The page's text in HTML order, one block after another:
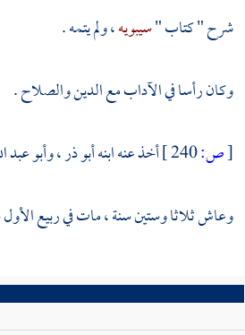
شرح " كتاب "سيبويه، ولم يتمه .
وكان رأسا في الآداب مع الدين والصلاح .
[ص: أخذ عنه ابنهأبو ذر،وأبو عبد
وعاش ثلاثا وستين سنة ، مات في ربيع الأول